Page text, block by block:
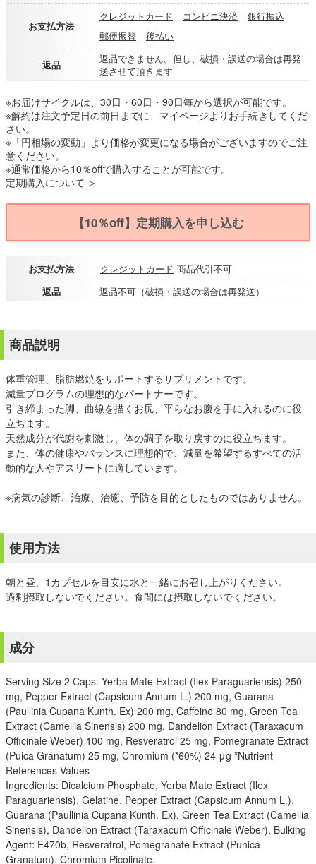
お支払方法
クレジットカード コンビニ決済
銀行振込
郵便振替
後払い
返品
返品できません。但し、破損・誤送の場合は再発
送させて頂きます
※お届けサイクルは、30日・60日・90日毎から選択が可能です。
※解約は注文予定日の前日までに、マイページよりお手続きしてくだ
さい。
※「円相場の変動」より価格が変更になる場合がございますのでご注
意ください。
※通常価格から10％offで購入することが可能です。
定期購入について ＞
【10％off】定期購入を申し込む
お支払方法 クレジットカード 商品代引不可
返品
返品不可（破損・誤送の場合は再発送）
商品説明
体重管理、脂肪燃焼をサポートするサプリメントです。
減量プログラムの理想的なパートナーです。
引き締まった脚、曲線を描くお尻、平らなお腹を手に入れるのに役
立ちます。
天然成分が代謝を刺激し、体の調子を取り戻すのに役立ちます。
また、体の健康やバランスに理想的で、減量を希望するすべての活
動的な人やアスリートに適しています。
※病気の診断、治療、治癒、予防を目的としたものではありません。
使用方法
朝と昼、1カプセルを目安に水と一緒にお召し上がりください。
過剰摂取しないでください。食間には摂取しないでください。
成分
Serving Size 2 Caps: Yerba Mate Extract (Ilex Paraguariensis) 250
mg, Pepper Extract (Capsicum Annum L.) 200 mg, Guarana
(Paullinia Cupana Kunth. Ex) 200 mg, Caffeine 80 mg, Green Tea
Extract (Camellia Sinensis) 200 mg, Dandelion Extract (Taraxacum
Officinale Weber) 100 mg, Resveratrol 25 mg, Pomegranate Extract
(Puica Granatum) 25 mg, Chromium (*60%) 24 μg *Nutrient
References Values
Ingredients: Dicalcium Phosphate, Yerba Mate Extract (Ilex
Paraguariensis), Gelatine, Pepper Extract (Capsicum Annum L.),
Guarana (Paullinia Cupana Kunth. Ex), Green Tea Extract (Camellia
Sinensis), Dandelion Extract (Taraxacum Officinale Weber), Bulking
Agent: E470b, Resveratrol, Pomegranate Extract (Punica
Granatum), Chromium Picolinate.